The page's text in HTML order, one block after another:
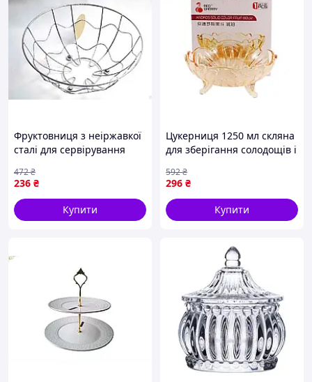
Фруктовниця з неіржавкої
сталі для сервірування
ТМ КІТАЙ
236 ₴
472₴
Купити
Цукерниця 1250 мл скляна
для зберігання солодощів і
RED CHERRY
296 ₴
592₴
Купити